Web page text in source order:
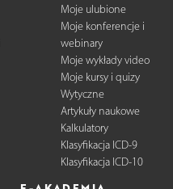
Moje ulubione
Moje konferencje i
webinary
Moje wykłady video
Moje kursy i quizy
Wytyczne
Artykuły naukowe
Kalkulatory
Klasyfikacja ICD-9
Klasyfikacja ICD-10